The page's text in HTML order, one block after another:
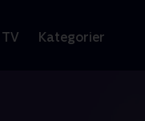
Kategorier